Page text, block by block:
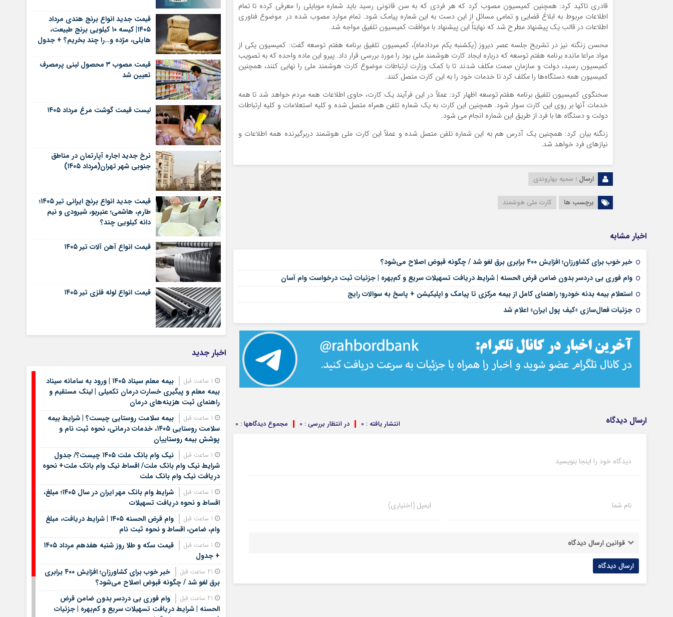
قادری تاکید کرد: همچنین کمیسیون مصوب کرد که هر فردی که به سن قانونی رسید باید شماره موبایلی را معرفی کرده تا تمام
اطلاعات مربوط به ابلاغ قضایی و تمامی مسائل از این دست به این شماره پیامک شود. تمام موارد مصوب شده در موضوع فناوری
اطلاعات در قالب یک پیشنهاد مطرح شد که نهایتاً این پیشنهاد با موافقت کمیسیون تلفیق مواجه شد.
محسن زنگنه نیز در تشریح جلسه عصر دیروز (یکشنبه یکم مردادماه)، کمیسیون تلفیق برنامه هفتم توسعه گفت: کمیسیون یکی از
مواد مراعا مانده برنامه هفتم توسعه که درباره ایجاد کارت هوشمند ملی بود را مورد بررسی قرار داد. پیرو این ماده واحده که به تصویب
کمیسیون رسید، دولت و سازمان صمت مکلف شدند تا با کمک وزارت ارتباطات موضوع کارت هوشمند ملی را نهایی کنند، همچنین
کمیسیون همه دستگاه‌ها را مکلف کرد تا خدمات خود را به این کارت متصل کنند.
سخنگوی کمیسیون تلفیق برنامه هفتم توسعه اظهار کرد: عملاً در این فرآیند یک کارت، حاوی اطلاعات همه مردم خواهد شد تا همه
خدمات آنها بر روی این کارت سوار شود. همچنین این کارت به یک شماره تلفن همراه متصل شده و کلیه استعلامات و کلیه ارتباطات
دولت و دستگاه ها با فرد از طریق این شماره انجام می شود.
زنگنه بیان کرد: همچنین یک آدرس هم به این شماره تلفن متصل شده و عملاً این کارت ملی هوشمند دربرگیرنده همه اطلاعات و
نیازهای فرد خواهد شد.
ارسال : سمیه بهاروندی
برچسب ها کارت ملی هوشمند
اخبار مشابه
خبر خوب برای کشاورزان؛ افزایش ۴۰۰ برابری برق لغو شد / چگونه قبوض اصلاح می‌شود؟
وام فوری بی دردسر بدون ضامن قرض الحسنه | شرایط دریافت تسهیلات سریع و کم‌بهره | جزئیات ثبت درخواست وام آسان
استعلام بیمه بدنه خودرو؛ راهنمای کامل از بیمه مرکزی تا پیامک و اپلیکیشن + پاسخ به سوالات رایج
جزئیات فعال‌سازی «کیف پول ایران» اعلام شد
ارسال دیدگاه مجموع دیدگاهها : 0 در انتظار بررسی : 0 انتشار یافته : 0
دیدگاه خود را اینجا بنویسید
نام شما ایمیل (اختیاری)
قوانین ارسال دیدگاه
قیمت جدید انواع برنج هندی مرداد
۱۴۰۵| کیسه ۱۰ کیلویی برنج طبیعت،
هایلی، مژده و…را چند بخریم؟ + جدول
قیمت مصوب ۳ محصول لبنی پرمصرف
تعیین شد
لیست قیمت گوشت مرغ مرداد ۱۴۰۵
نرخ جدید اجاره آپارتمان در مناطق
جنوبی شهر تهران(مرداد ۱۴۰۵)
قیمت جدید انواع برنج ایرانی تیر ۱۴۰۵؛
طارم، هاشمی؛ عنبربو، شیرودی و نیم
دانه کیلویی چند؟
قیمت انواع آهن آلات تیر ۱۴۰۵
قیمت انواع لوله فلزی تیر ۱۴۰۵
اخبار جدید
بیمه معلم سیناد ۱۴۰۵ | ورود به سامانه سیناد
بیمه معلم و پیگیری خسارت درمان تکمیلی | لینک مستقیم و
راهنمای ثبت هزینه‌های درمان
بیمه سلامت روستایی چیست؟ | شرایط بیمه
سلامت روستایی ۱۴۰۵، خدمات درمانی، نحوه ثبت نام و
پوشش بیمه روستاییان
نیک وام بانک ملت ۱۴۰۵ چیست؟/ جدول
شرایط نیک وام بانک ملت/ اقساط نیک وام بانک ملت+ نحوه
دریافت نیک وام بانک ملت
شرایط وام بانک مهر ایران در سال ۱۴۰۵؛ مبلغ،
اقساط و نحوه دریافت تسهیلات
وام قرض الحسنه ۱۴۰۵ | شرایط دریافت، مبلغ
وام، ضامن، اقساط و نحوه ثبت نام
قیمت سکه و طلا روز شنبه هفدهم مرداد ۱۴۰۵
+ جدول
خبر خوب برای کشاورزان؛ افزایش ۴۰۰ برابری
برق لغو شد / چگونه قبوض اصلاح می‌شود؟
وام فوری بی دردسر بدون ضامن قرض
الحسنه | شرایط دریافت تسهیلات سریع و کم‌بهره | جزئیات